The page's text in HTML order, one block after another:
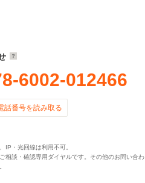
6002-012466
話番号を読み取る
IP・光回線は利用不可。
相談・確認専用ダイヤルです。その他のお問い合わ